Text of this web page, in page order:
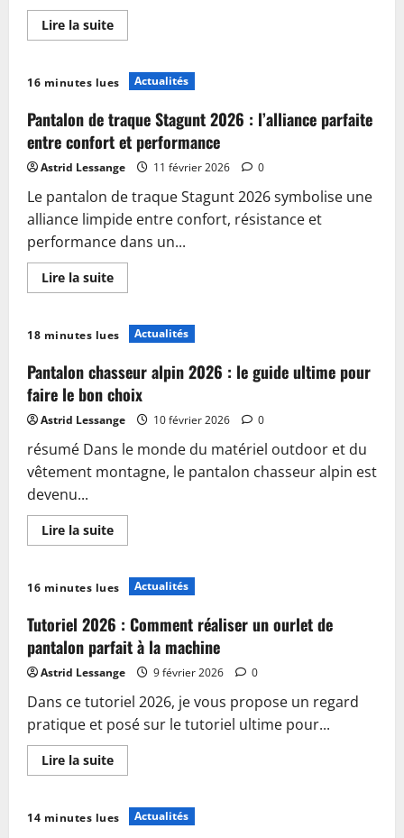
Lire la suiteEn
savoir
Pantalon
HOD
2026
:
Le
Guide
Ultime
des
Styles
Incontournables
à
Adopter
Cette
Année
16 minutes lues Actualités
Pantalon de traque Stagunt 2026 : l’alliance parfaite
entre confort et performance
Astrid Lessange 11 février 2026 0
Le pantalon de traque Stagunt 2026 symbolise une
alliance limpide entre confort, résistance et
performance dans un...
Lire la suiteEn
savoir
Pantalon
de
Stagunt
2026
:
l’alliance
parfaite
entre
confort
et
performance
18 minutes lues Actualités
Pantalon chasseur alpin 2026 : le guide ultime pour
faire le bon choix
Astrid Lessange 10 février 2026 0
résumé Dans le monde du matériel outdoor et du
vêtement montagne, le pantalon chasseur alpin est
devenu...
Lire la suiteEn
savoir
Pantalon
chasseur
2026
:
le
guide
ultime
pour
faire
le
bon
choix
16 minutes lues Actualités
Tutoriel 2026 : Comment réaliser un ourlet de
pantalon parfait à la machine
Astrid Lessange 9 février 2026 0
Dans ce tutoriel 2026, je vous propose un regard
pratique et posé sur le tutoriel ultime pour...
Lire la suiteEn
savoir
Tutoriel
2026
14 minutes lues Actualités